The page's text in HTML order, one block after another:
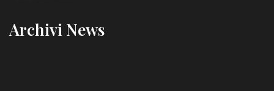
Archivi News